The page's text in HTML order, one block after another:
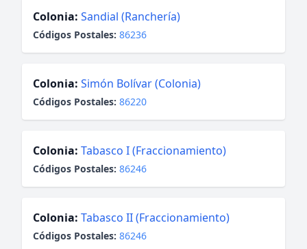
Colonia: Sandial (Ranchería)
Códigos Postales: 86236
Colonia: Simón Bolívar (Colonia)
Códigos Postales: 86220
Colonia: Tabasco I (Fraccionamiento)
Códigos Postales: 86246
Colonia: Tabasco II (Fraccionamiento)
Códigos Postales: 86246